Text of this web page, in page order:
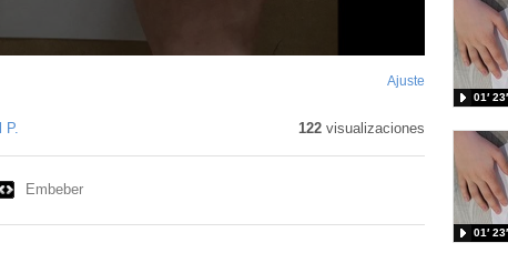
Ajuste
pantalla
P. 122visualizaciones
Embeber
01′
01′